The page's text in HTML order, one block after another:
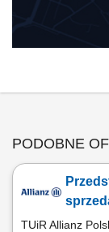
PODOBNE
TUiR Allianz